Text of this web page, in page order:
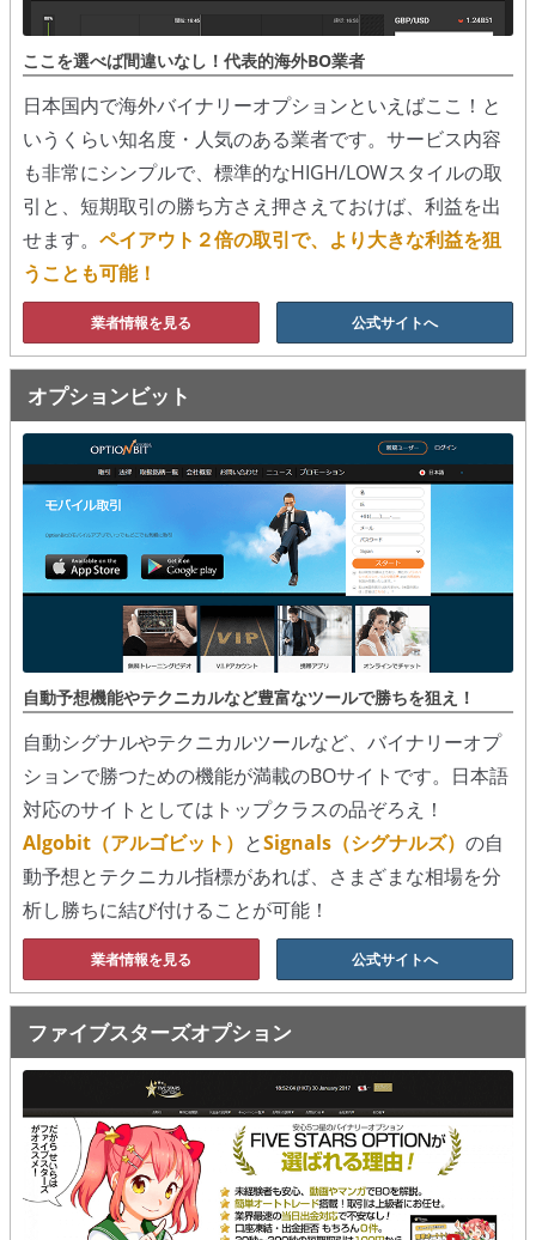
ローソク足チャート
トレンド順張り
MACD
RSI
ボリンジャーバンド
ストラテジーアドバイザー
スポットフォロー
トレーダーズ・チョイス
スプレッド取引
アルゴビット
シグナルズ
詐欺・ステマなどBO裏話
ステマに注意！
用語集
ここを選べば間違いなし！代表的海外BO業者
日本国内で海外バイナリーオプションといえばここ！と
いうくらい知名度・人気のある業者です。サービス内容
も非常にシンプルで、標準的なHIGH/LOWスタイルの取
引と、短期取引の勝ち方さえ押さえておけば、利益を出
せます。 ペイアウト２倍の取引で、より大きな利益を狙
うことも可能！
業者情報を見る 公式サイトへ
オプションビット
自動予想機能やテクニカルなど豊富なツールで勝ちを狙え！
自動シグナルやテクニカルツールなど、バイナリーオプ
ションで勝つための機能が満載のBOサイトです。日本語
対応のサイトとしてはトップクラスの品ぞろえ！
Algobit（アルゴビット） とSignals（シグナルズ） の自
動予想とテクニカル指標があれば、さまざまな相場を分
析し勝ちに結び付けることが可能！
業者情報を見る 公式サイトへ
ファイブスターズオプション